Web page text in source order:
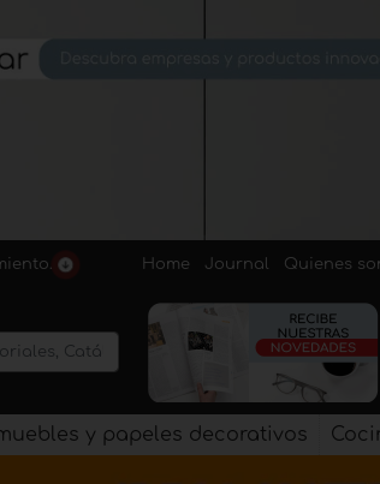
Home Journal Quienes
y papeles decorativos